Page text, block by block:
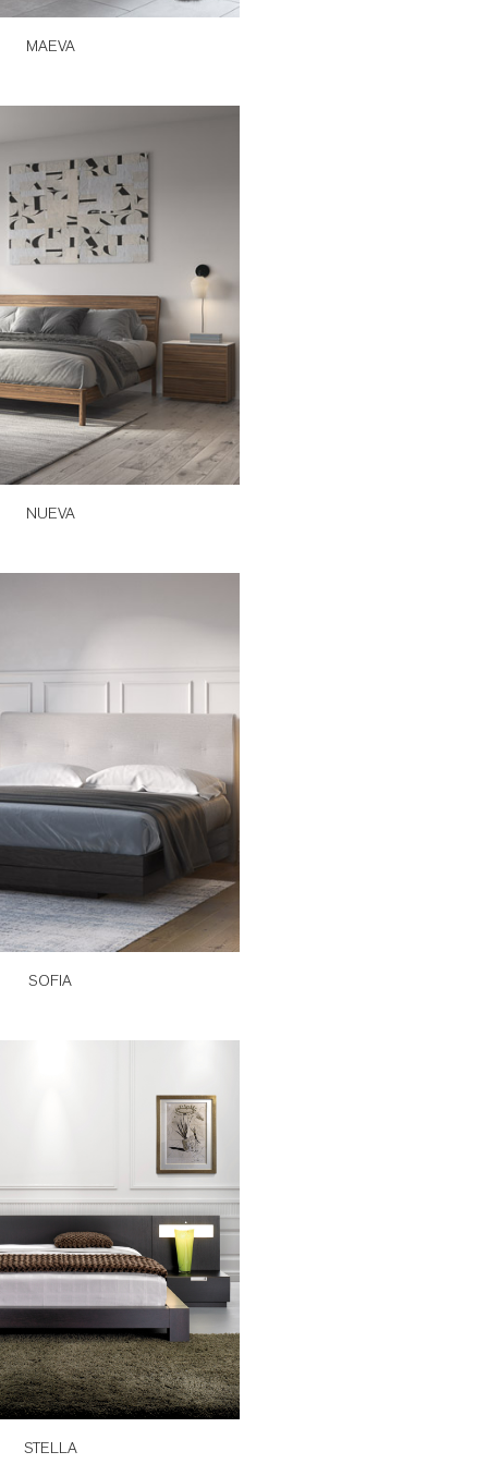
MAEVA
NUEVA
SOFIA
STELLA